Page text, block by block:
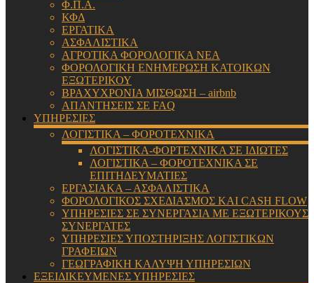
Φ.Π.Α.
ΚΦΔ
ΕΡΓΑΤΙΚΑ
ΑΣΦΑΛΙΣΤΙΚΑ
ΑΓΡΟΤΙΚΑ ΦΟΡΟΛΟΓΙΚΑ ΝΕΑ
ΦΟΡΟΛΟΓΙΚΗ ΕΝΗΜΕΡΩΣΗ ΚΑΤΟΙΚΩΝ
ΕΞΩΤΕΡΙΚΟΥ
ΒΡΑΧΥΧΡΟΝΙΑ ΜΙΣΘΩΣΗ – airbnb
ΑΠΑΝΤΗΣΕΙΣ ΣΕ FAQ
ΥΠΗΡΕΣΙΕΣ
ΛΟΓΙΣΤΙΚΑ – ΦΟΡΟΤΕΧΝΙΚΑ
ΛΟΓΙΣΤΙΚΑ-ΦΟΡΤΕΧΝΙΚΑ ΣΕ ΙΔΙΩΤΕΣ
ΛΟΓΙΣΤΙΚΑ – ΦΟΡΟΤΕΧΝΙΚΑ ΣΕ
ΕΠΙΤΗΔΕΥΜΑΤΙΕΣ
ΕΡΓΑΣΙΑΚΑ – ΑΣΦΑΛΙΣΤΙΚΑ
ΦΟΡΟΛΟΓΙΚΟΣ ΣΧΕΔΙΑΣΜΟΣ ΚΑΙ CASH FLOW
ΥΠΗΡΕΣΙΕΣ ΣΕ ΣΥΝΕΡΓΑΣΙΑ ΜΕ ΕΞΩΤΕΡΙΚΟΥΣ
ΣΥΝΕΡΓΑΤΕΣ
ΥΠΗΡΕΣΙΕΣ ΥΠΟΣΤΗΡΙΞΗΣ ΛΟΓΙΣΤΙΚΩΝ
ΓΡΑΦΕΙΩΝ
ΓΕΩΓΡΑΦΙΚΗ ΚΑΛΥΨΗ ΥΠΗΡΕΣΙΩΝ
ΕΞΕΙΔΙΚΕΥΜΕΝΕΣ ΥΠΗΡΕΣΙΕΣ